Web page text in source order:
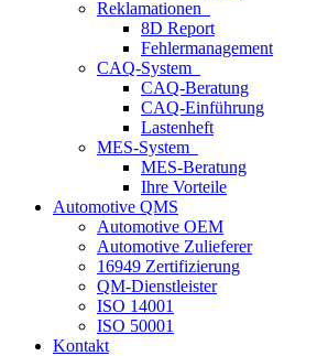
Reklamationen
8D Report
Fehlermanagement
CAQ-System
CAQ-Beratung
CAQ-Einführung
Lastenheft
MES-System
MES-Beratung
Ihre Vorteile
Automotive QMS
Automotive OEM
Automotive Zulieferer
16949 Zertifizierung
QM-Dienstleister
ISO 14001
ISO 50001
Kontakt